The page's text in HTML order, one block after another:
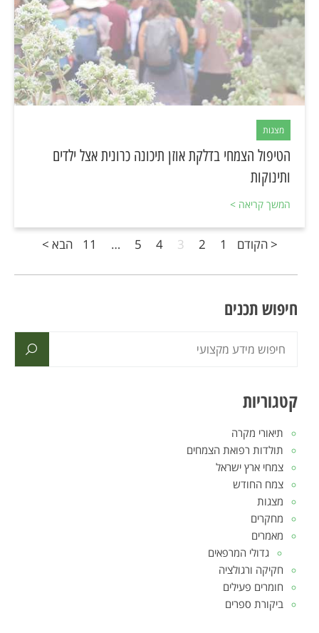
מצגות
הטיפול הצמחי בדלקת אוזן תיכונה כרונית אצל ילדים
ותינוקות
המשך קריאה >
< הקודם 1
2
3
4
5
…
11 הבא >
חיפוש תכנים
קטגוריות
תיאורי מקרה
תולדות רפואת הצמחים
צמחי ארץ ישראל
צמח החודש
מצגות
מחקרים
מאמרים
גדולי המרפאים
חקיקה ורגולציה
חומרים פעילים
ביקורת ספרים